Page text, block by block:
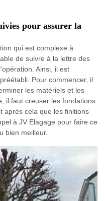
pour assurer la
qui est complexe à
de suivre à la lettre des
Ainsi, il est
Pour commencer, il
les matériels et les
il faut creuser les fondations
après cela que les finitions
à JV Elagage pour faire ce
bien meilleur.